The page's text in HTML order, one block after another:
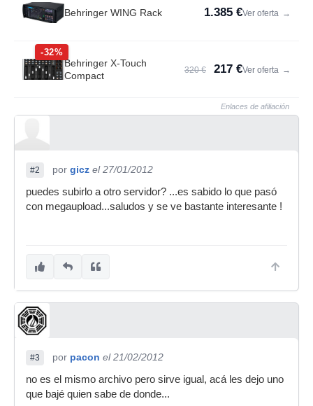
Behringer WING Rack 1.385 €Ver oferta →
-32%
Behringer X-Touch
Compact
320 € 217 €Ver oferta →
Enlaces de afiliación
#2 por gicz el 27/01/2012
puedes subirlo a otro servidor? ...es sabido lo que pasó
con megaupload...saludos y se ve bastante interesante !
#3 por pacon el 21/02/2012
no es el mismo archivo pero sirve igual, acá les dejo uno
que bajé quien sabe de donde...